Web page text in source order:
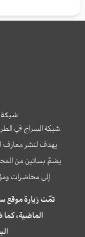
شبكة
شبكة السراج في
يهدف لنشر معارف
يضمّ بساتين من
إلى محاضرات
الماضية،